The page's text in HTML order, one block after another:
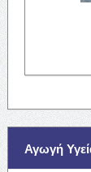
Αγωγή